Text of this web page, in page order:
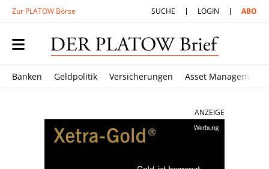
Zur PLATOW Börse SUCHE LOGIN ABO
Banken Geldpolitik Versicherungen Asset Management
ANZEIGE